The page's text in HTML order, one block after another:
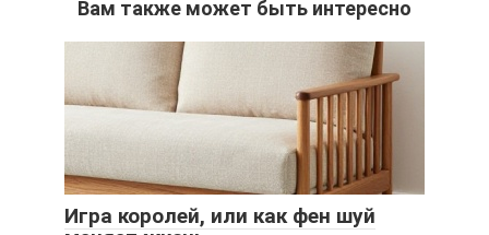
Вам также может быть интересно
Игра королей, или как фен шуй